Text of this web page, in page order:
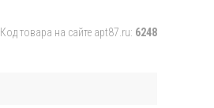
Код товара на сайте apt87.ru: 6248